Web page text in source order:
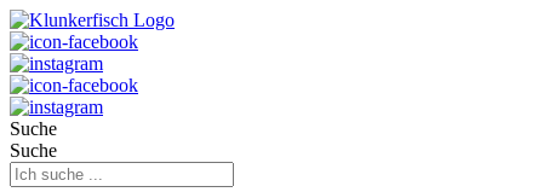
Suche
Suche